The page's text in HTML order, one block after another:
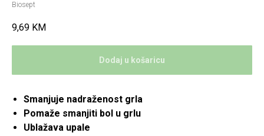
Biosept
9,69 KM
Dodaj u košaricu
Smanjuje nadraženost grla
Pomaže smanjiti bol u grlu
Ublažava upale